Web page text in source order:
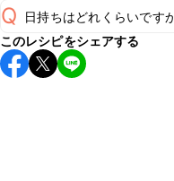
Q 日持ちはどれくらいです
保存期間は冷蔵で当日中
し上がりください。
このレシピをシェアする